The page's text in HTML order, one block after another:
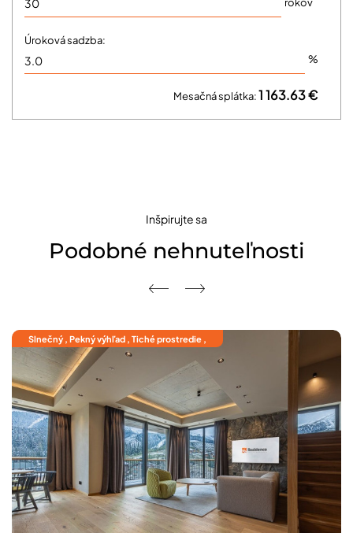
Úroková sadzba:
%
Mesačná splátka:1 163.63 €
Inšpirujte sa
Podobné nehnuteľnosti
Tiché prostredie , Pekný výhľad , Tiché